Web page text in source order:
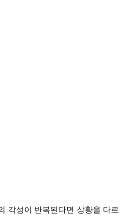
각성이 반복된다면 상황을 다르